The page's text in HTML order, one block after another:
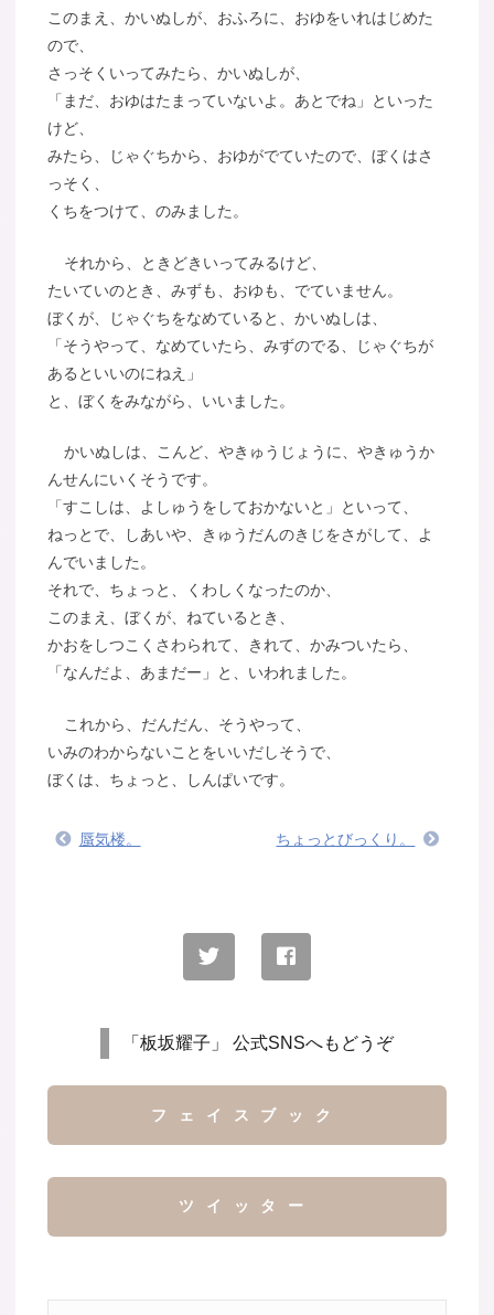
このまえ、かいぬしが、おふろに、おゆをいれはじめた
ので、
さっそくいってみたら、かいぬしが、
「まだ、おゆはたまっていないよ。あとでね」といった
けど、
みたら、じゃぐちから、おゆがでていたので、ぼくはさ
っそく、
くちをつけて、のみました。
それから、ときどきいってみるけど、
たいていのとき、みずも、おゆも、でていません。
ぼくが、じゃぐちをなめていると、かいぬしは、
「そうやって、なめていたら、みずのでる、じゃぐちが
あるといいのにねえ」
と、ぼくをみながら、いいました。
かいぬしは、こんど、やきゅうじょうに、やきゅうか
んせんにいくそうです。
「すこしは、よしゅうをしておかないと」といって、
ねっとで、しあいや、きゅうだんのきじをさがして、よ
んでいました。
それで、ちょっと、くわしくなったのか、
このまえ、ぼくが、ねているとき、
かおをしつこくさわられて、きれて、かみついたら、
「なんだよ、あまだー」と、いわれました。
これから、だんだん、そうやって、
いみのわからないことをいいだしそうで、
ぼくは、ちょっと、しんぱいです。
蜃気楼。 ちょっとびっくり。
「板坂耀子」 公式SNSへもどうぞ
フェイスブック
ツイッター